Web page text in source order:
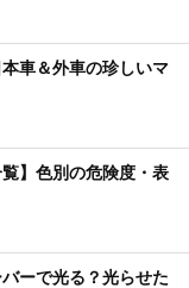
本車＆外車の珍しいマ
覧】色別の危険度・表
ーで光る？光らせた